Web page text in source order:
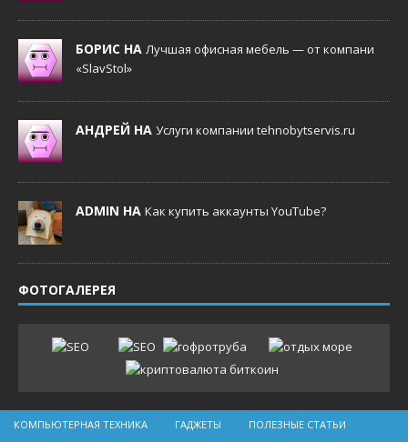
БОРИС НА Лучшая офисная мебель — от компани
«SlavStol»
АНДРЕЙ НА Услуги компании tehnobytservis.ru
ADMIN НА Как купить аккаунты YouTube?
ФОТОГАЛЕРЕЯ
КОМПЬЮТЕРНАЯ ТЕХНИКА ГАДЖЕТЫ ПОЛЕЗНЫЕ СТАТЬИ